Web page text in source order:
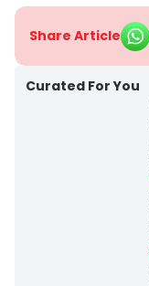
Share Article
Curated For You